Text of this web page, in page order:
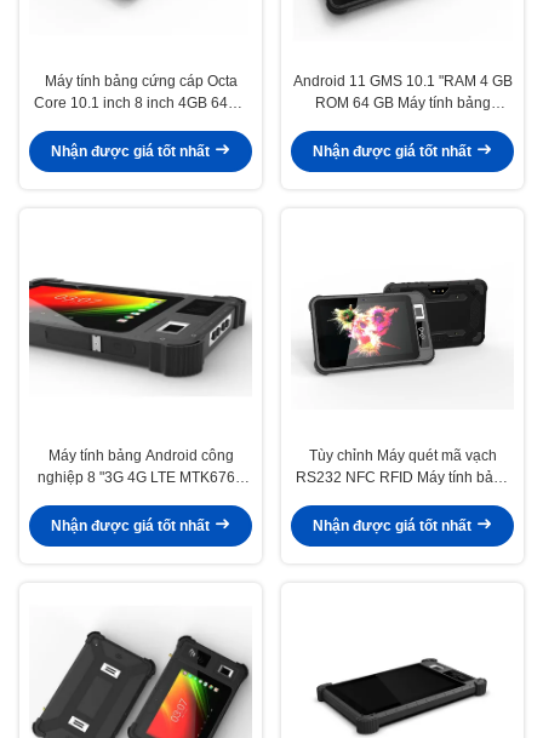
Máy tính bảng cứng cáp Octa
Core 10.1 inch 8 inch 4GB 64GB
Nhận được giá tốt nhất
Android 11 GMS 10.1 "RAM 4 GB
ROM 64 GB Máy tính bảng
sinh học
Nhận được giá tốt nhất
Máy tính bảng Android công
nghiệp 8 "3G 4G LTE MTK6765
tay sinh trắc học
Nhận được giá tốt nhất
Tùy chỉnh Máy quét mã vạch
RS232 NFC RFID Máy tính bảng
nghiệp
Nhận được giá tốt nhất